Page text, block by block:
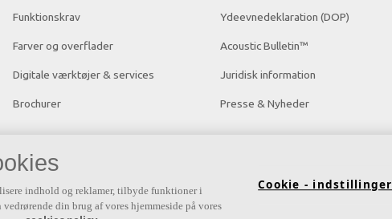
Funktionskrav
Farver og overflader
Digitale værktøjer & services
Brochurer
Ydeevnedeklaration (DOP)
Acoustic Bulletin™
Juridisk information
Presse & Nyheder
indhold og reklamer, tilbyde funktioner i
din brug af vores hjemmeside på vores
Cookie - indstillinger